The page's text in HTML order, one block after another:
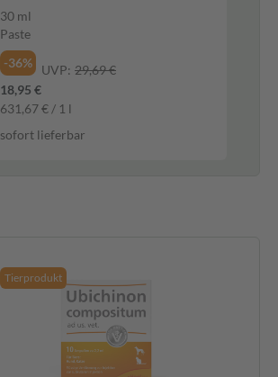
30 ml
Paste
-36%
UVP: 29,69 €
18,95 €
631,67 € / 1 l
sofort lieferbar
Tierprodukt